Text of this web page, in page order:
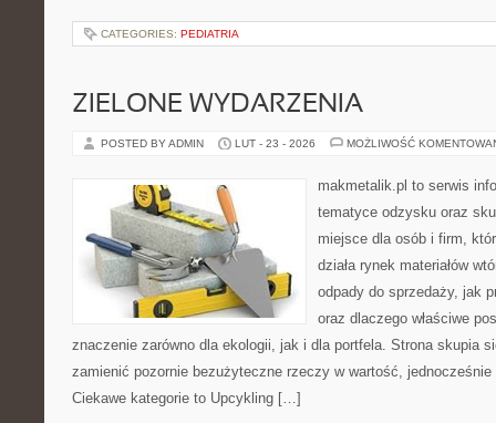
CATEGORIES: PEDIATRIA
ZIELONE WYDARZENIA
POSTED BY ADMIN LUT - 23 - 2026 MOŻLIWOŚĆ
makmetalik.pl to serwis
tematyce odzysku oraz
miejsce dla osób i firm,
działa rynek materiałów
odpady do sprzedaży, jak
oraz dlaczego właściwe
znaczenie zarówno dla ekologii, jak i dla portfela. Strona skupia
zamienić pozornie bezużyteczne rzeczy w wartość,
Ciekawe kategorie to Upcykling […]